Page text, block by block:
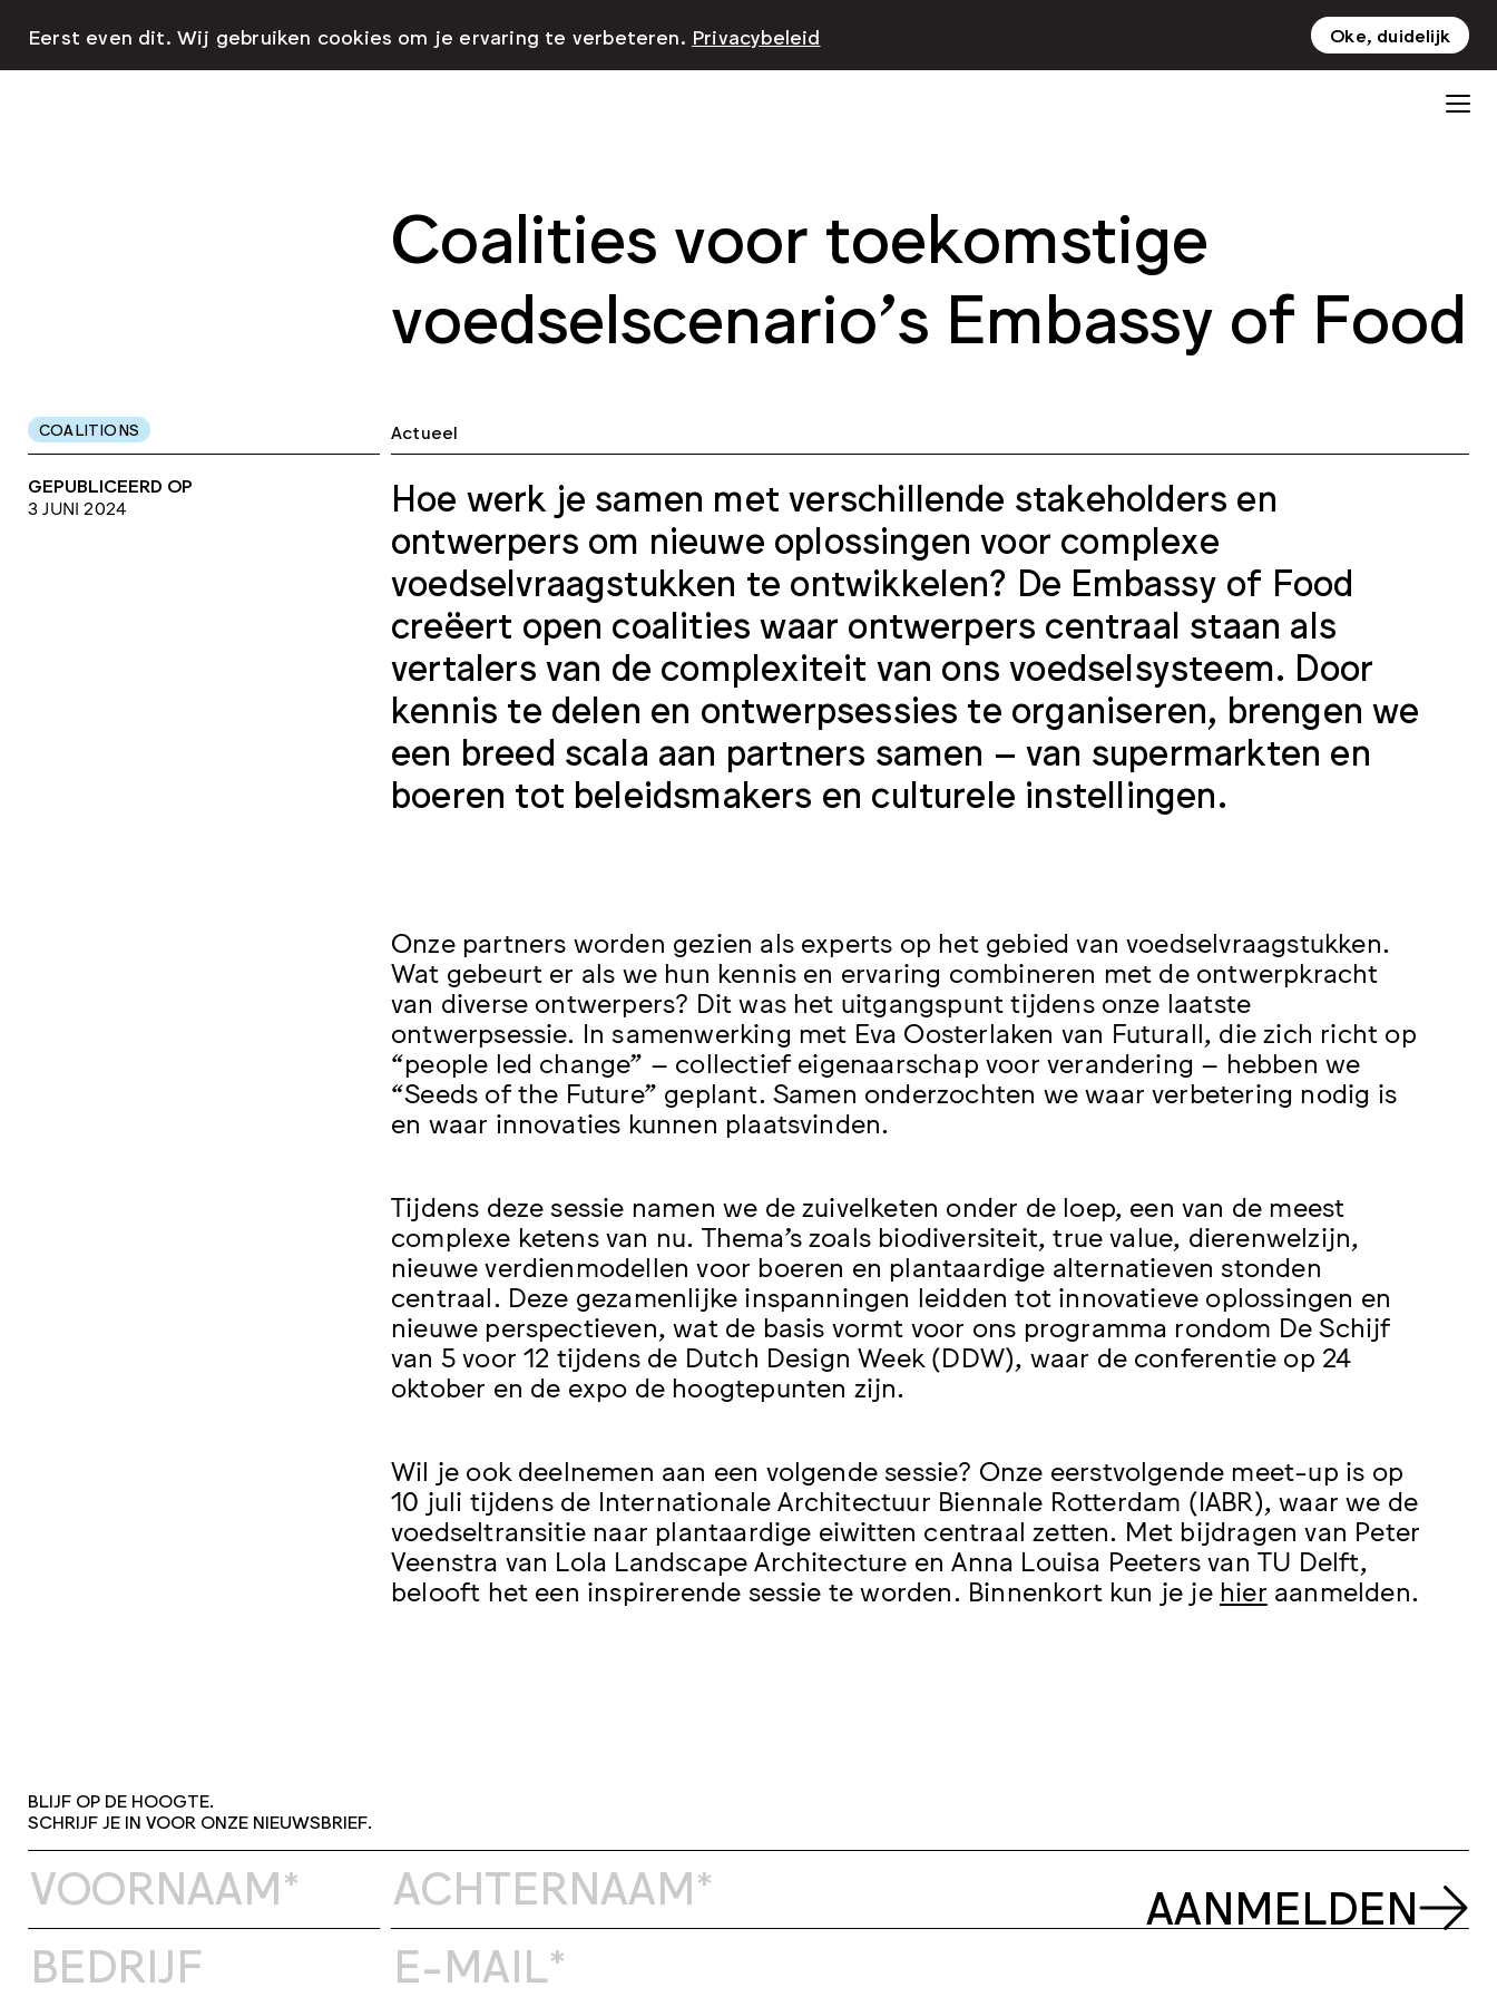
NL EN
Coalities voor toekomstige
voedselscenario’s Embassy of Food
COALITIONS
GEPUBLICEERD OP
3 JUNI 2024
Actueel
Hoe werk je samen met verschillende stakeholders en
ontwerpers om nieuwe oplossingen voor complexe
voedselvraagstukken te ontwikkelen? De Embassy of Food
creëert open coalities waar ontwerpers centraal staan als
vertalers van de complexiteit van ons voedselsysteem. Door
kennis te delen en ontwerpsessies te organiseren, brengen we
een breed scala aan partners samen – van supermarkten en
boeren tot beleidsmakers en culturele instellingen.
Onze partners worden gezien als experts op het gebied van voedselvraagstukken.
Wat gebeurt er als we hun kennis en ervaring combineren met de ontwerpkracht
van diverse ontwerpers? Dit was het uitgangspunt tijdens onze laatste
ontwerpsessie. In samenwerking met Eva Oosterlaken van Futurall, die zich richt op
“people led change” – collectief eigenaarschap voor verandering – hebben we
“Seeds of the Future” geplant. Samen onderzochten we waar verbetering nodig is
en waar innovaties kunnen plaatsvinden.
Tijdens deze sessie namen we de zuivelketen onder de loep, een van de meest
complexe ketens van nu. Thema’s zoals biodiversiteit, true value, dierenwelzijn,
nieuwe verdienmodellen voor boeren en plantaardige alternatieven stonden
centraal. Deze gezamenlijke inspanningen leidden tot innovatieve oplossingen en
nieuwe perspectieven, wat de basis vormt voor ons programma rondom De Schijf
van 5 voor 12 tijdens de Dutch Design Week (DDW), waar de conferentie op 24
oktober en de expo de hoogtepunten zijn.
Wil je ook deelnemen aan een volgende sessie? Onze eerstvolgende meet-up is op
10 juli tijdens de Internationale Architectuur Biennale Rotterdam (IABR), waar we de
voedseltransitie naar plantaardige eiwitten centraal zetten. Met bijdragen van Peter
Veenstra van Lola Landscape Architecture en Anna Louisa Peeters van TU Delft,
belooft het een inspirerende sessie te worden. Binnenkort kun je je hier aanmelden.
Eerst even dit. Wij gebruiken cookies om je ervaring te verbeteren. Privacybeleid Oke, duidelijk
BLIJF OP DE HOOGTE.
SCHRIJF JE IN VOOR ONZE NIEUWSBRIEF.
AANMELDEN